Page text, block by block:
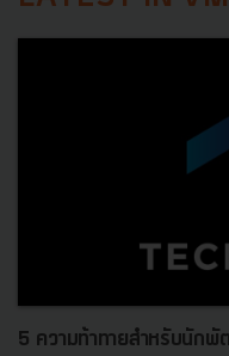
5 ความท้าทายสำหรับนักพั